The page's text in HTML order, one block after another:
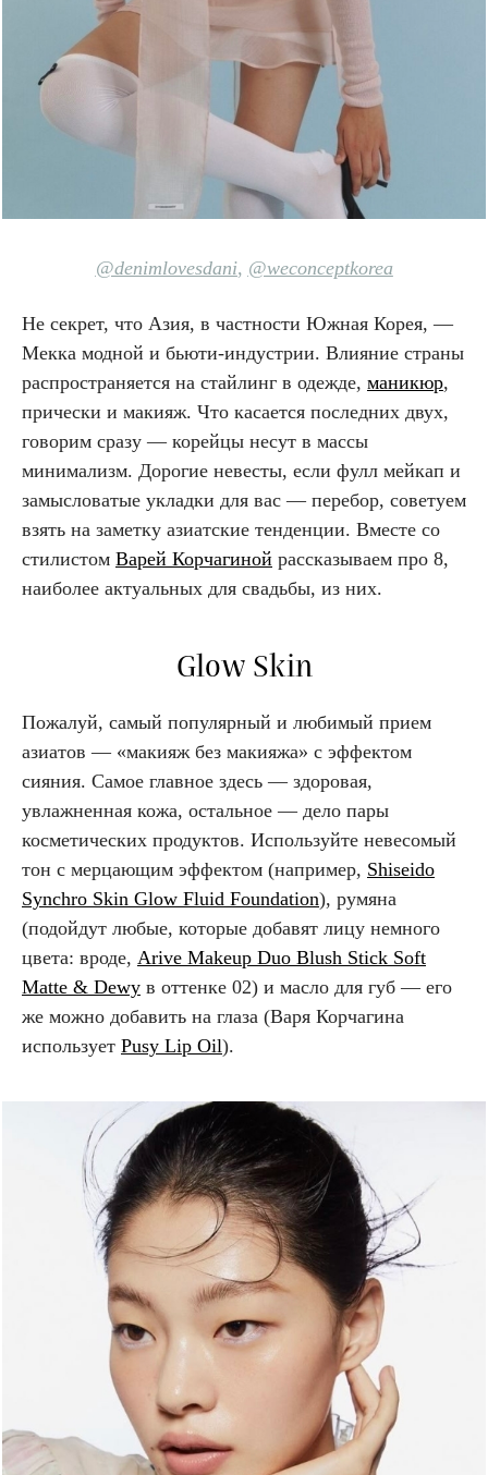
@denimlovesdani, @weconceptkorea
Не секрет, что Азия, в частности Южная Корея, —
Мекка модной и бьюти-индустрии. Влияние страны
распространяется на стайлинг в одежде, маникюр,
прически и макияж. Что касается последних двух,
говорим сразу — корейцы несут в массы
минимализм. Дорогие невесты, если фулл мейкап и
замысловатые укладки для вас — перебор, советуем
взять на заметку азиатские тенденции. Вместе со
стилистом Варей Корчагиной рассказываем про 8,
наиболее актуальных для свадьбы, из них.
Glow Skin
Пожалуй, самый популярный и любимый прием
азиатов — «макияж без макияжа» с эффектом
сияния. Самое главное здесь — здоровая,
увлажненная кожа, остальное — дело пары
косметических продуктов. Используйте невесомый
тон с мерцающим эффектом (например, Shiseido
Synchro Skin Glow Fluid Foundation), румяна
(подойдут любые, которые добавят лицу немного
цвета: вроде, Arive Makeup Duo Blush Stick Soft
Matte & Dewy в оттенке 02) и масло для губ — его
же можно добавить на глаза (Варя Корчагина
использует Pusy Lip Oil).